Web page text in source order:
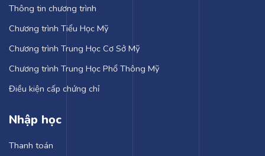
Thông tin chương trình
Chương trình Tiểu Học Mỹ
Chương trình Trung Học Cơ Sở Mỹ
Chương trình Trung Học Phổ Thông Mỹ
Điều kiện cấp chứng chỉ
Nhập học
Thanh toán